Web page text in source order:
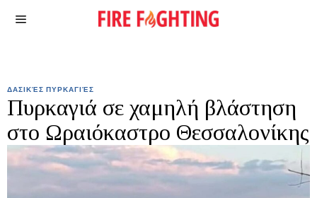
ΔΑΣΙΚΈΣ ΠΥΡΚΑΓΙΈΣ
Πυρκαγιά σε χαμηλή βλάστηση
στο Ωραιόκαστρο Θεσσαλονίκης